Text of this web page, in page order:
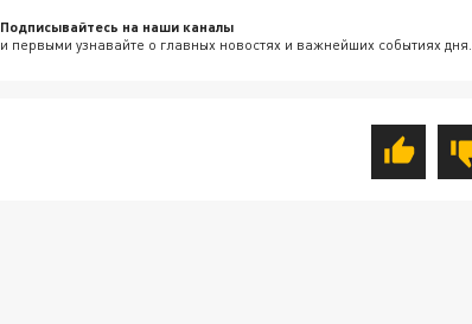
Подписывайтесь на наши каналы
и первыми узнавайте о главных новостях и важнейших событиях дня.